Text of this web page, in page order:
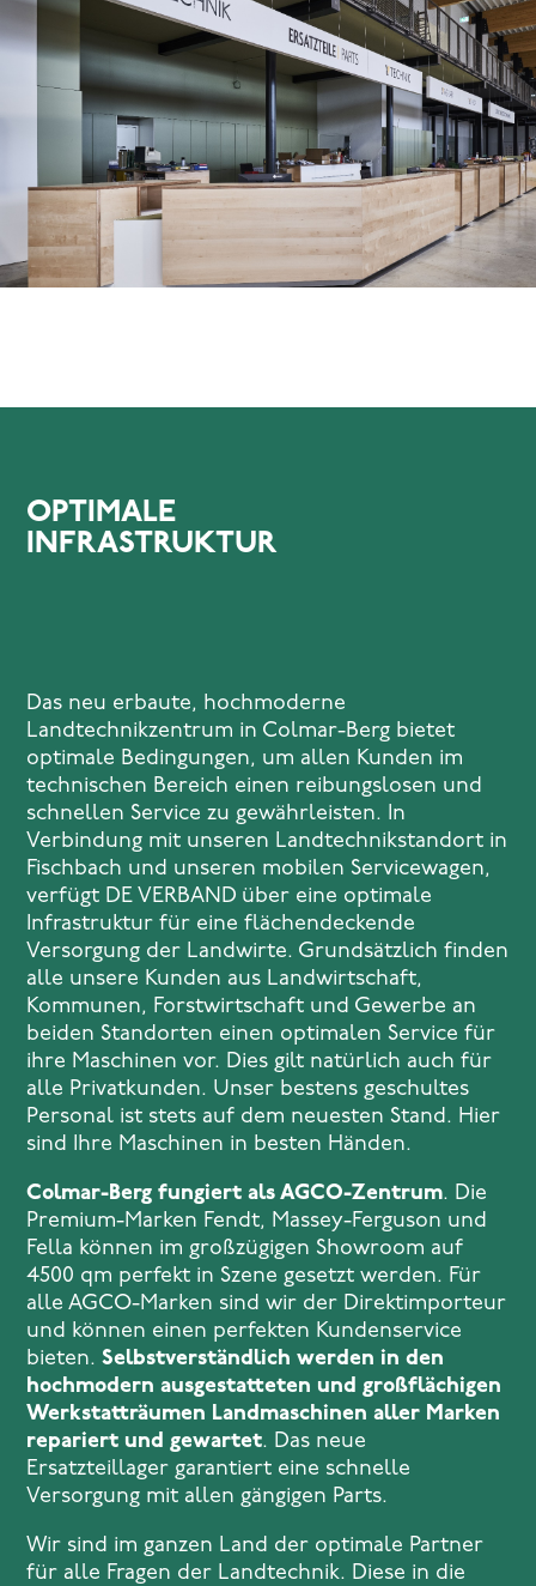
OPTIMALE
INFRASTRUKTUR
Das neu erbaute, hochmoderne
Landtechnikzentrum in Colmar-Berg bietet
optimale Bedingungen, um allen Kunden im
technischen Bereich einen reibungslosen und
schnellen Service zu gewährleisten. In
Verbindung mit unseren Landtechnikstandort in
Fischbach und unseren mobilen Servicewagen,
verfügt DE VERBAND über eine optimale
Infrastruktur für eine flächendeckende
Versorgung der Landwirte. Grundsätzlich finden
alle unsere Kunden aus Landwirtschaft,
Kommunen, Forstwirtschaft und Gewerbe an
beiden Standorten einen optimalen Service für
ihre Maschinen vor. Dies gilt natürlich auch für
alle Privatkunden. Unser bestens geschultes
Personal ist stets auf dem neuesten Stand. Hier
sind Ihre Maschinen in besten Händen.
Colmar-Berg fungiert als AGCO-Zentrum. Die
Premium-Marken Fendt, Massey-Ferguson und
Fella können im großzügigen Showroom auf
4500 qm perfekt in Szene gesetzt werden. Für
alle AGCO-Marken sind wir der Direktimporteur
und können einen perfekten Kundenservice
bieten.Selbstverständlich werden in den
hochmodern ausgestatteten und großflächigen
Werkstatträumen Landmaschinen aller Marken
repariert und gewartet. Das neue
Ersatzteillager garantiert eine schnelle
Versorgung mit allen gängigen Parts.
Wir sind im ganzen Land der optimale Partner
für alle Fragen der Landtechnik. Diese in die